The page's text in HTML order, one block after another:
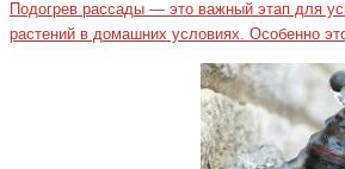
Подогрев рассады — это важный этап для
растений в домашних условиях. Особенно